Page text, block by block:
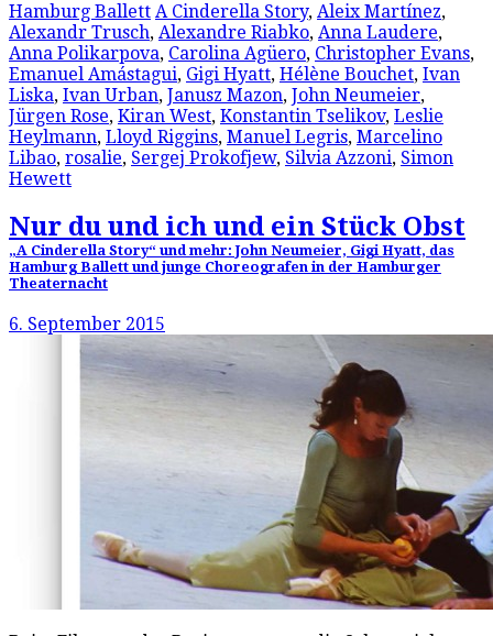
Hamburg Ballett A Cinderella Story, Aleix Martínez,
Alexandr Trusch, Alexandre Riabko, Anna Laudere,
Anna Polikarpova, Carolina Agüero, Christopher Evans,
Emanuel Amástagui, Gigi Hyatt, Hélène Bouchet, Ivan
Liska, Ivan Urban, Janusz Mazon, John Neumeier,
Jürgen Rose, Kiran West, Konstantin Tselikov, Leslie
Heylmann, Lloyd Riggins, Manuel Legris, Marcelino
Libao, rosalie, Sergej Prokofjew, Silvia Azzoni, Simon
Hewett
Nur du und ich und ein Stück Obst
„A Cinderella Story“ und mehr: John Neumeier, Gigi Hyatt, das
Hamburg Ballett und junge Choreografen in der Hamburger
Theaternacht
6. September 2015